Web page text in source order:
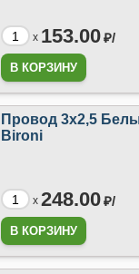
x 153.00₽/
Провод 3х2,5
Bironi
x 248.00₽/